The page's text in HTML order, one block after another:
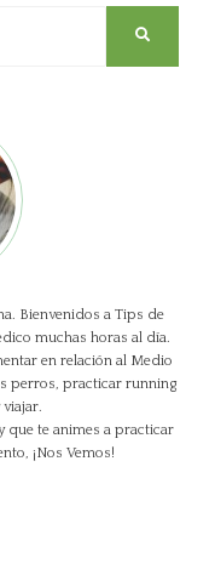
Bienvenidos a Tips de
muchas horas al día.
en relación al Medio
perros, practicar running
que te animes a practicar
¡Nos Vemos!